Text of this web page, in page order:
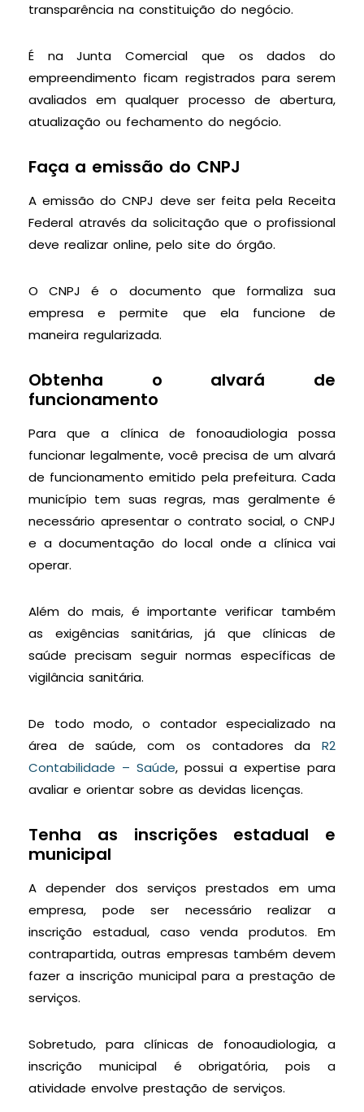
transparência na constituição do negócio.
É na Junta Comercial que os dados do
empreendimento ficam registrados para serem
avaliados em qualquer processo de abertura,
atualização ou fechamento do negócio.
Faça a emissão do CNPJ
A emissão do CNPJ deve ser feita pela Receita
Federal através da solicitação que o profissional
deve realizar online, pelo site do órgão.
O CNPJ é o documento que formaliza sua
empresa e permite que ela funcione de
maneira regularizada.
Obtenha o alvará de
funcionamento
Para que a clínica de fonoaudiologia possa
funcionar legalmente, você precisa de um alvará
de funcionamento emitido pela prefeitura. Cada
município tem suas regras, mas geralmente é
necessário apresentar o contrato social, o CNPJ
e a documentação do local onde a clínica vai
operar.
Além do mais, é importante verificar também
as exigências sanitárias, já que clínicas de
saúde precisam seguir normas específicas de
vigilância sanitária.
De todo modo, o contador especializado na
área de saúde, com os contadores da R2
Contabilidade – Saúde, possui a expertise para
avaliar e orientar sobre as devidas licenças.
Tenha as inscrições estadual e
municipal
A depender dos serviços prestados em uma
empresa, pode ser necessário realizar a
inscrição estadual, caso venda produtos. Em
contrapartida, outras empresas também devem
fazer a inscrição municipal para a prestação de
serviços.
Sobretudo, para clínicas de fonoaudiologia, a
inscrição municipal é obrigatória, pois a
atividade envolve prestação de serviços.